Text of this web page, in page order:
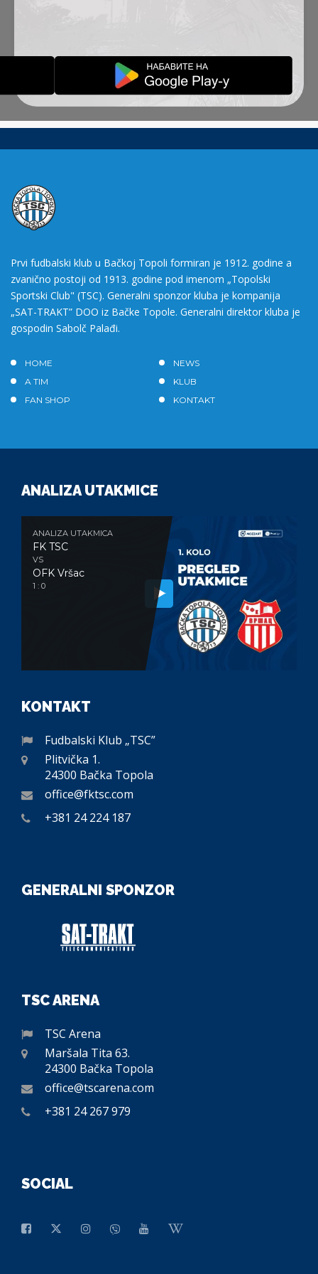
Izvor:www.zurnal.rs
Prvi fudbalski klub u Bačkoj Topoli formiran je 1912. godine a
zvanično postoji od 1913. godine pod imenom „Topolski
Sportski Club" (TSC). Generalni sponzor kluba je kompanija
„SAT-TRAKT” DOO iz Bačke Topole. Generalni direktor kluba je
gospodin Sabolč Palađi.
HOME
NEWS
A TIM
KLUB
FAN SHOP
KONTAKT
ANALIZA UTAKMICE
ANALIZA UTAKMICA
FK TSC
VS
OFK Vršac
1 : 0
KONTAKT
Fudbalski Klub „TSC”
Plitvička 1.
24300 Bačka Topola
office@fktsc.com
+381 24 224 187
GENERALNI SPONZOR
TSC ARENA
TSC Arena
Maršala Tita 63.
24300 Bačka Topola
office@tscarena.com
+381 24 267 979
SOCIAL